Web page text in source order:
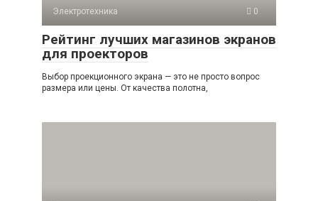
Электротехника 0
Рейтинг лучших магазинов экранов
для проекторов
Выбор проекционного экрана — это не просто вопрос
размера или цены. От качества полотна,